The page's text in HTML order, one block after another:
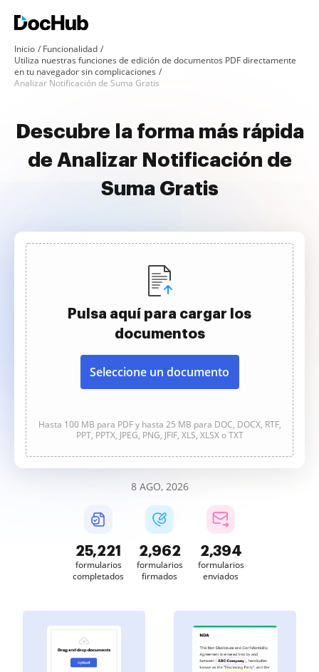
Inicio
Funcionalidad
Utiliza nuestras funciones de edición de documentos PDF directamente
en tu navegador sin complicaciones
Analizar Notificación de Suma Gratis
Descubre la forma más rápida
de Analizar Notificación de
Suma Gratis
Pulsa aquí para cargar los
documentos
Seleccione un documento
Hasta 100 MB para PDF y hasta 25 MB para DOC, DOCX, RTF,
PPT, PPTX, JPEG, PNG, JFIF, XLS, XLSX o TXT
8 AGO, 2026
25,221
formularios
completados
2,962
formularios
firmados
2,394
formularios
enviados